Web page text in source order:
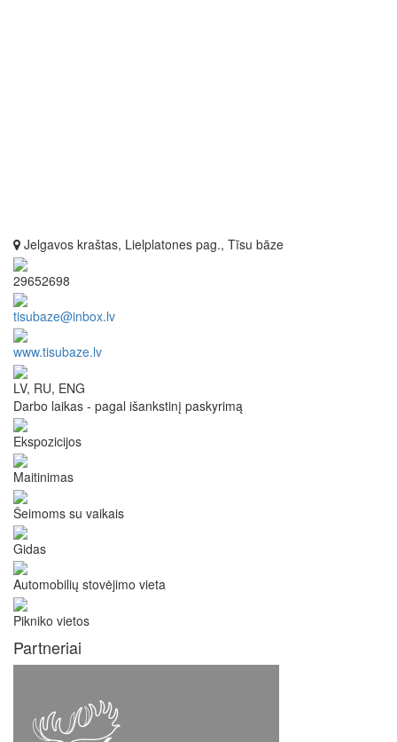
Jelgavos kraštas, Lielplatones pag., Tīsu bāze
29652698
tisubaze@inbox.lv
www.tisubaze.lv
LV, RU, ENG
Darbo laikas - pagal išankstinį paskyrimą
Ekspozicijos
Maitinimas
Šeimoms su vaikais
Gidas
Automobilių stovėjimo vieta
Pikniko vietos
Partneriai